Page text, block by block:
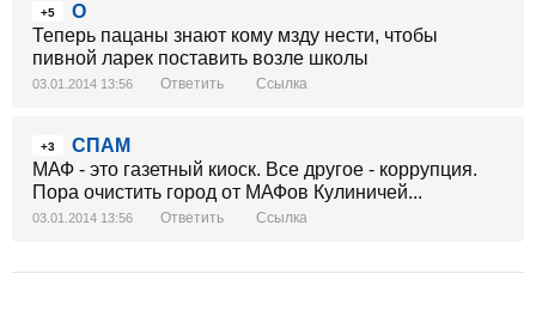
+5
О
Теперь пацаны знают кому мзду нести, чтобы
пивной ларек поставить возле школы
03.01.2014 13:56 Ответить Ссылка
+3
СПАМ
МАФ - это газетный киоск. Все другое - коррупция.
Пора очистить город от МАФов Кулиничей...
03.01.2014 13:56 Ответить Ссылка